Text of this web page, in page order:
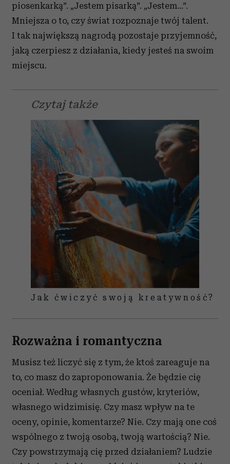
piosenkarką”. „Jestem pisarką”. „Jestem…”.
Mniejsza o to, czy świat rozpoznaje twój talent.
I tak największą nagrodą pozostaje przyjemność,
jaką czerpiesz z działania, kiedy jesteś na swoim
miejscu.
Czytaj także
Jak ćwiczyć swoją kreatywność?
Rozważna i romantyczna
Musisz też liczyć się z tym, że ktoś zareaguje na
to, co masz do zaproponowania. Że będzie cię
oceniał. Według własnych gustów, kryteriów,
własnego widzimisię. Czy masz wpływ na te
oceny, opinie, komentarze? Nie. Czy mają one coś
wspólnego z twoją osobą, twoją wartością? Nie.
Czy powstrzymają cię przed działaniem? Ludzie